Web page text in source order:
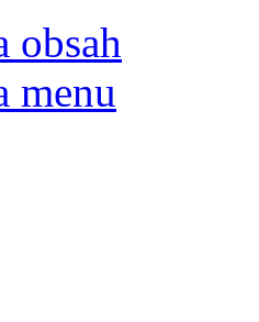
obsah
menu